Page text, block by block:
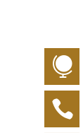


